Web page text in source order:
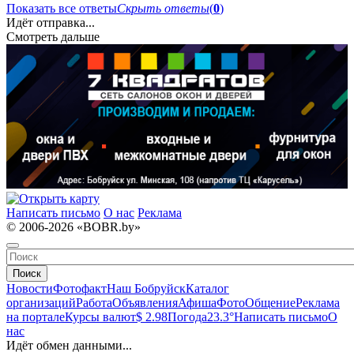
Показать все ответыСкрыть ответы(0)
Идёт отправка...
Смотреть дальше
Написать письмо О нас Реклама
© 2006-2026 «BOBR.by»
Поиск
НовостиФотофактНаш БобруйскКаталог
организацийРаботаОбъявленияАфишаФотоОбщениеРеклама
на порталеКурсы валют$ 2.98Погода23.3°Написать письмоО
нас
Идёт обмен данными...